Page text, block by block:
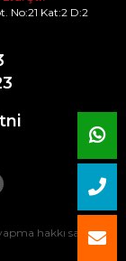
No:21 Kat:2 D:2
hakkı saklıdır.